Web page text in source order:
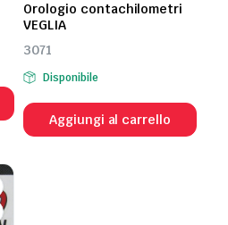
Orologio contachilometri
VEGLIA
3071
Disponibile
Aggiungi al carrello